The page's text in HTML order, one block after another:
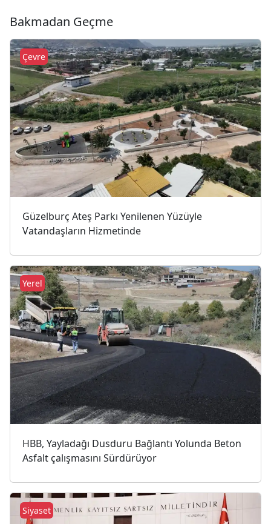
Bakmadan Geçme
Güzelburç Ateş Parkı Yenilenen Yüzüyle
Vatandaşların Hizmetinde
Çevre
HBB, Yayladağı Dusduru Bağlantı Yolunda Beton
Asfalt çalışmasını Sürdürüyor
Yerel
Siyaset